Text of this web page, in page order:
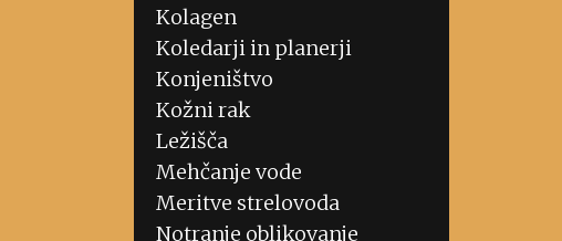
Kolagen
Koledarji in planerji
Konjeništvo
Kožni rak
Ležišča
Mehčanje vode
Meritve strelovoda
Notranje oblikovanje